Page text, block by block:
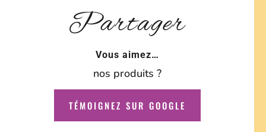
Partager
Vous aimez…
nos produits ?
TÉMOIGNEZ SUR GOOGLE